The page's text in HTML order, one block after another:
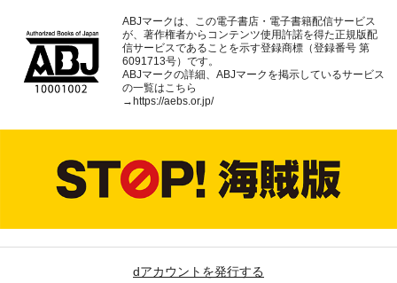
ABJマークは、この電子書店・電子書籍配信サービス
が、著作権者からコンテンツ使用許諾を得た正規版配
信サービスであることを示す登録商標（登録番号 第
6091713号）です。
ABJマークの詳細、ABJマークを掲示しているサービス
の一覧はこちら
→ https://aebs.or.jp/
dアカウントを発行する